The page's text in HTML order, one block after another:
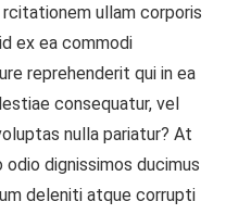
rcitationem ullam corporis
ex ea commodi
reprehenderit qui in ea
consequatur, vel
nulla pariatur? At
dignissimos ducimus
deleniti atque corrupti